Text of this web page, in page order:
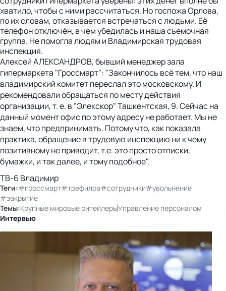
хватило, чтобы с ними рассчитаться. Но госпожа Орлова,
по их словам, отказывается встречаться с людьми. Её
телефон отключён, в чем убедилась и наша съемочная
группа. Не помогла людям и Владимирская трудовая
инспекция.
Алексей АЛЕКСАНДРОВ, бывший менеджер зала
гипермаркета "Гроссмарт": "Закончилось всё тем, что наш
владимирский комитет переслал это московскому. И
рекомендовали обращаться по месту действия
организации, т. е. в "Элекскор" Ташкентская, 9. Cейчас на
данный момент офис по этому адресу не работает. Мы не
знаем, что предпринимать. Потому что, как показала
практика, обращение в трудовую инспекцию ни к чему
позитивному не приводит, т.е. это просто отписки,
бумажки, и так далее, и тому подобное".
ТВ-6 Владимир
Теги:#гроссмарт#трефилов#сотрудники#увольнение
#закрытие
Темы:Крупные мировые ритейлерыУправление персоналом
Интервью